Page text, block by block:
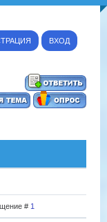
ВХОД
# 1